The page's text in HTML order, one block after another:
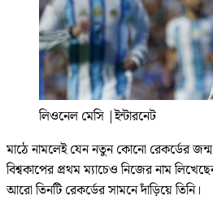
লিওনেল মেসি |ইন্টারনেট
মাঠে নামলেই যেন নতুন কোনো রেকর্ডের
বিশ্বকাপের প্রথম ম্যাচেও নিজের নাম
আরো তিনটি রেকর্ডের সামনে দাঁড়িয়ে তিনি।